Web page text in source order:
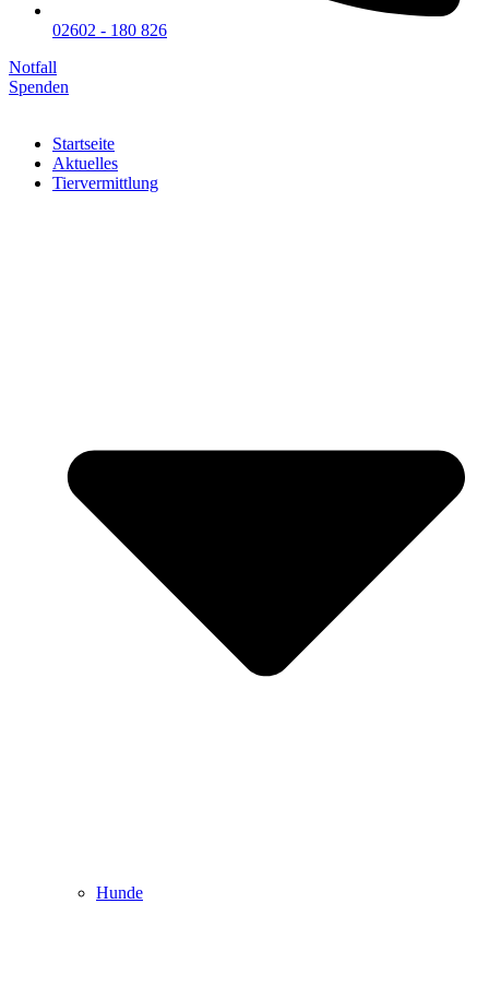
02602 - 180 826
Notfall
Spenden
Startseite
Aktuelles
Tiervermittlung
Hunde